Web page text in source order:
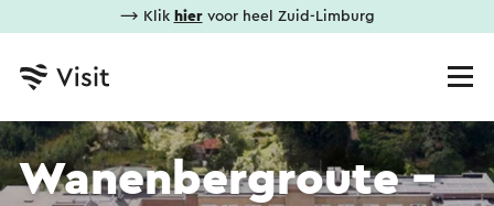
⟶ Klik hiervoor heel Zuid-Limburg
Wanenbergroute -